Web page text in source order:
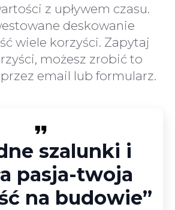
z upływem czasu.
deskowanie
wiele korzyści. Zapytaj
możesz zrobić to
email lub formularz.
szalunki i
pasja-twoja
na budowie”